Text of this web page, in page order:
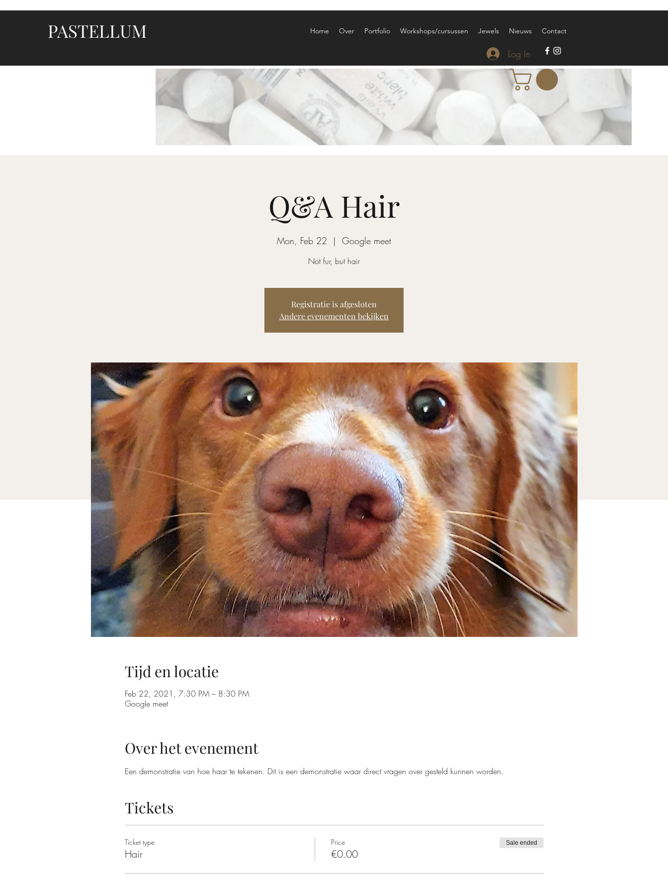
PASTELLUM Home Over Portfolio Workshops/cursussen Jewels Nieuws Contact
Log In
Let's draw and paint
Q&A Hair
Mon, Feb 22
  |
Google meet
Not fur, but hair
Registratie is afgesloten
Andere evenementen bekijken
Tijd en locatie
Feb 22, 2021, 7:30 PM – 8:30 PM
Google meet
Over het evenement
Een demonstratie van hoe haar te tekenen. Dit is een demonstratie waar direct vragen over gesteld kunnen worden.
Tickets
Ticket type
Hair
Price
€0.00
Sale ended